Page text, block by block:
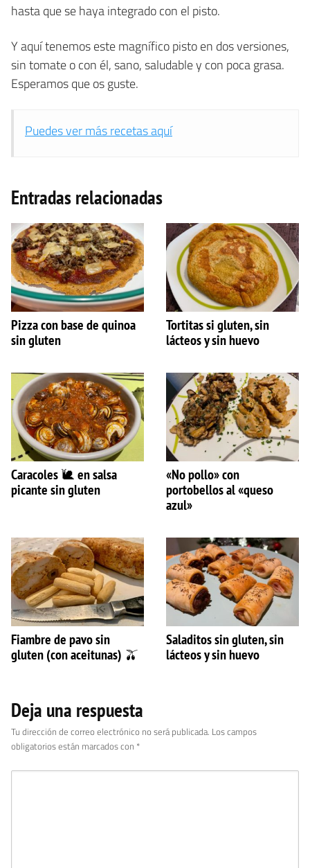
hasta que se haya integrado con el pisto.
Y aquí tenemos este magnífico pisto en dos versiones,
sin tomate o con él, sano, saludable y con poca grasa.
Esperamos que os guste.
Puedes ver más recetas aquí
Entradas relacionadas
Pizza con base de quinoa
sin gluten
Tortitas si gluten, sin
lácteos y sin huevo
Caracoles 🐌 en salsa
picante sin gluten
«No pollo» con
portobellos al «queso
azul»
Fiambre de pavo sin
gluten (con aceitunas) 🫒
Saladitos sin gluten, sin
lácteos y sin huevo
Deja una respuesta
Tu dirección de correo electrónico no será publicada. Los campos
obligatorios están marcados con *